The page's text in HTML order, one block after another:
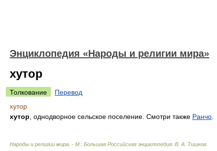
Энциклопедия «Народы и религии мира»
хутор
Толкование
Перевод
хутор
хутор , однодворное сельское поселение. Смотри также Ранчо
Народы и религии мира. - М.: Большая Российская энциклопедия В. А. Тишков.